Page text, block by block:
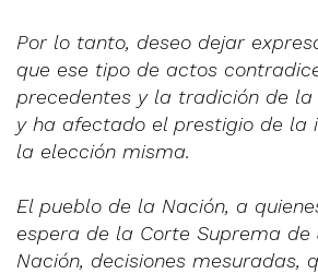
Por lo tanto, deseo dejar
que ese tipo de actos
precedentes y la tradición de la
y ha afectado el prestigio de la
la elección misma.
El pueblo de la Nación, a
espera de la Corte Suprema
Nación, decisiones mesuradas,